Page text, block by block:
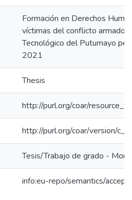
Formación en Derechos
víctimas del conflicto armado
Tecnológico del Putumayo
2021
Thesis
http://purl.org/coar/
http://purl.org/coar/version/
Tesis/Trabajo de grado -
info:eu-repo/semantics/